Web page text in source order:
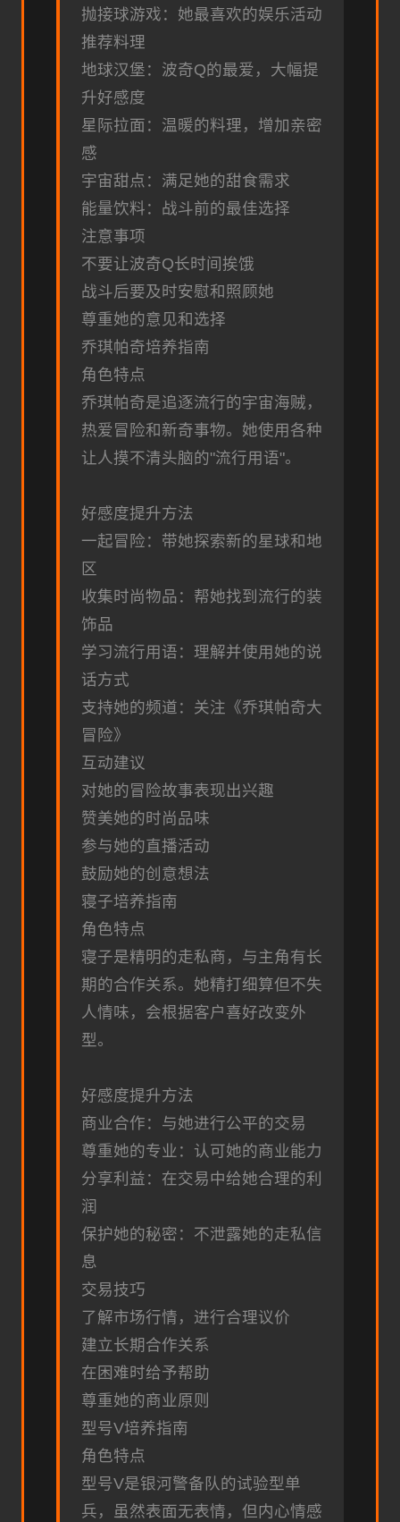
抛接球游戏：她最喜欢的娱乐活动
推荐料理
地球汉堡：波奇Q的最爱，大幅提
升好感度
星际拉面：温暖的料理，增加亲密
感
宇宙甜点：满足她的甜食需求
能量饮料：战斗前的最佳选择
注意事项
不要让波奇Q长时间挨饿
战斗后要及时安慰和照顾她
尊重她的意见和选择
乔琪帕奇培养指南
角色特点
乔琪帕奇是追逐流行的宇宙海贼，
热爱冒险和新奇事物。她使用各种
让人摸不清头脑的"流行用语"。
好感度提升方法
一起冒险：带她探索新的星球和地
区
收集时尚物品：帮她找到流行的装
饰品
学习流行用语：理解并使用她的说
话方式
支持她的频道：关注《乔琪帕奇大
冒险》
互动建议
对她的冒险故事表现出兴趣
赞美她的时尚品味
参与她的直播活动
鼓励她的创意想法
寝子培养指南
角色特点
寝子是精明的走私商，与主角有长
期的合作关系。她精打细算但不失
人情味，会根据客户喜好改变外
型。
好感度提升方法
商业合作：与她进行公平的交易
尊重她的专业：认可她的商业能力
分享利益：在交易中给她合理的利
润
保护她的秘密：不泄露她的走私信
息
交易技巧
了解市场行情，进行合理议价
建立长期合作关系
在困难时给予帮助
尊重她的商业原则
型号V培养指南
角色特点
型号V是银河警备队的试验型单
兵，虽然表面无表情，但内心情感